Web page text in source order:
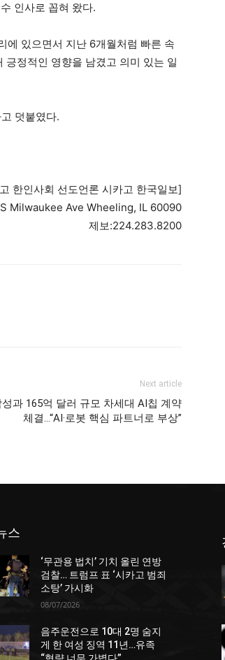
인사로 꼽혀 왔다.
에 있으면서 지난 6개월처럼 빠른 속
정적인 영향을 남겼고 의미 있는 일
덧붙였다.
한인사회 선도언론 시카고 한국일보]
Milwaukee Ave Wheeling, IL 60090
제보:224.283.8200
Next article
과 165억 달러 규모 차세대 AI칩 계약
체결…“AI·로봇 핵심 파트너로 부상”
스
‘무관용 법치’ 기치 올린 연방
검찰… 트럼프 표 ‘시카고 범죄
소탕’ 가시화
08/07/2026
음주운전으로 10대 2명 숨지
게 한 여성 징역 11년…유족